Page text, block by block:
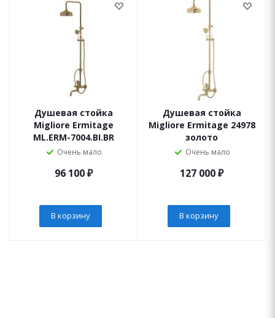
Душевая стойка
Migliore Ermitage
ML.ERM-7004.BI.BR
Очень мало
96 100₽
В корзину
Душевая стойка
Migliore Ermitage 24978
золото
Очень мало
127 000₽
В корзину